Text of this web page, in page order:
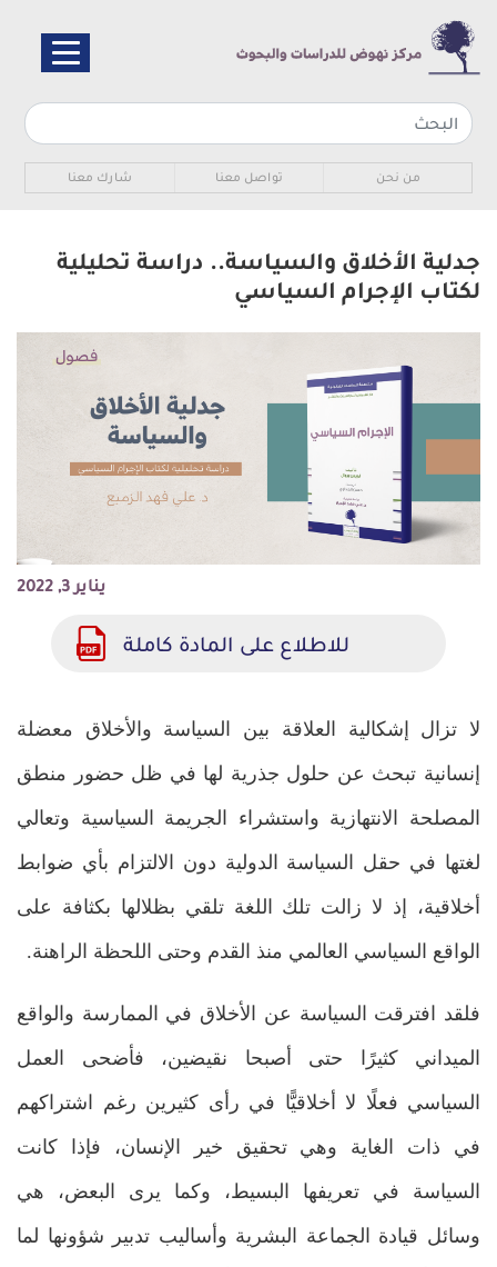
المحتوى
Sub navigation
من نحن تواصل معنا شارك معنا
جدلية الأخلاق والسياسة.. دراسة تحليلية
لكتاب الإجرام السياسي
يناير 3, 2022
للاطلاع على المادة كاملة
لا تزال إشكالية العلاقة بين السياسة والأخلاق معضلة
إنسانية تبحث عن حلول جذرية لها في ظل حضور منطق
المصلحة الانتهازية واستشراء الجريمة السياسية وتعالي
لغتها في حقل السياسة الدولية دون الالتزام بأي ضوابط
أخلاقية، إذ لا زالت تلك اللغة تلقي بظلالها بكثافة على
الواقع السياسي العالمي منذ القدم وحتى اللحظة الراهنة.
فلقد افترقت السياسة عن الأخلاق في الممارسة والواقع
الميداني كثيرًا حتى أصبحا نقيضين، فأضحى العمل
السياسي فعلًا لا أخلاقيًّا في رأى كثيرين رغم اشتراكهم
في ذات الغاية وهي تحقيق خير الإنسان، فإذا كانت
السياسة في تعريفها البسيط، وكما يرى البعض، هي
وسائل قيادة الجماعة البشرية وأساليب تدبير شؤونها لما